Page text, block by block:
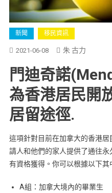
加
拿
大
為
香
港
民
開
新聞 移民資訊
2021-06-08 朱 古力
門迪奇諾
為香港居民開
居留途徑.
這項針對目前在加拿大的香港
請人和他們的家人提供了通往
有資格獲得。你可以根據以下其
A組：加拿大境內的畢業生